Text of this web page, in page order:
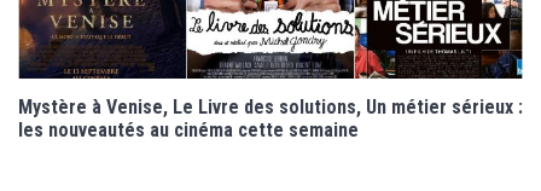
Mystère à Venise, Le Livre des solutions, Un métier sérieux :
les nouveautés au cinéma cette semaine